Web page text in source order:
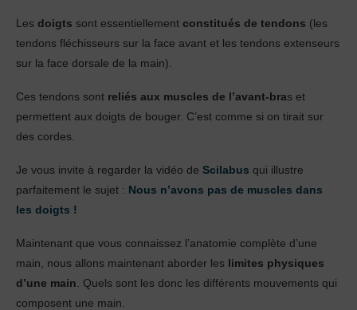
Les doigts sont essentiellement constitués de tendons (les
tendons fléchisseurs sur la face avant et les tendons extenseurs
sur la face dorsale de la main).
Ces tendons sont reliés aux muscles de l’avant-bras et
permettent aux doigts de bouger. C’est comme si on tirait sur
des cordes.
Je vous invite à regarder la vidéo de Scilabus qui illustre
parfaitement le sujet : Nous n’avons pas de muscles dans
les doigts !
Maintenant que vous connaissez l’anatomie complète d’une
main, nous allons maintenant aborder les limites physiques
d’une main . Quels sont les donc les différents mouvements qui
composent une main.